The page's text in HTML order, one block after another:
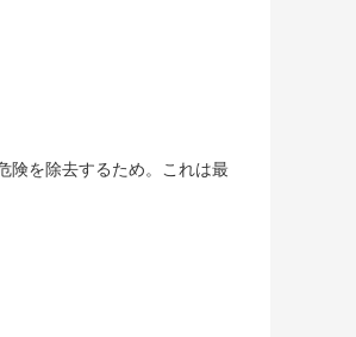
険を除去するため。これは最